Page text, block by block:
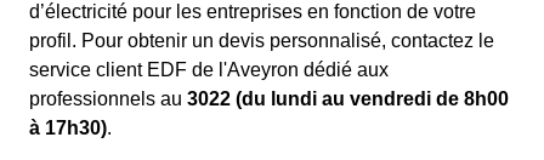
d’électricité pour les entreprises en fonction de votre
profil. Pour obtenir un devis personnalisé, contactez le
service client EDF de l'Aveyron dédié aux
professionnels au 3022 (du lundi au vendredi de 8h00
à 17h30).